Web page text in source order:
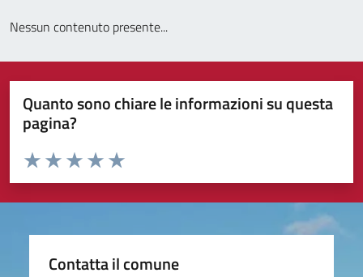
Nessun contenuto presente...
Quanto sono chiare le informazioni su questa
pagina?
Valuta da 1 a 5 stelle la pagina
Valuta 5 stelle su 5
Valuta 4 stelle su 5
Valuta 3 stelle su 5
Valuta 2 stelle su 5
Valuta 1 stelle su 5
Contatta il comune